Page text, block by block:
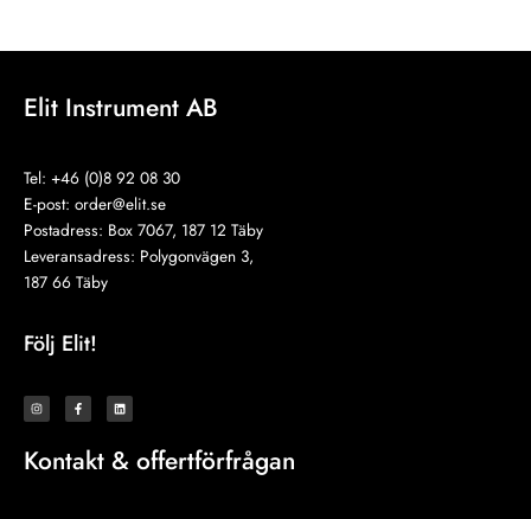
Elit Instrument AB
Tel: +46 (0)8 92 08 30
E-post: order@elit.se
Postadress: Box 7067, 187 12 Täby
Leveransadress: Polygonvägen 3,
187 66 Täby
Följ Elit!
I
n
s
a
g
r
F
a
c
o
o
L
i
n
e
d
i
Kontakt & offertförfrågan